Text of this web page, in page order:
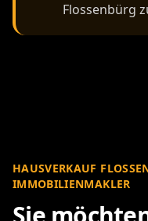
Flossenbürg
HAUSVERKAUF
IMMOBILIENMAKLER